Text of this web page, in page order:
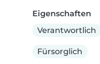
Eigenschaften
Verantwortlich
Fürsorglich